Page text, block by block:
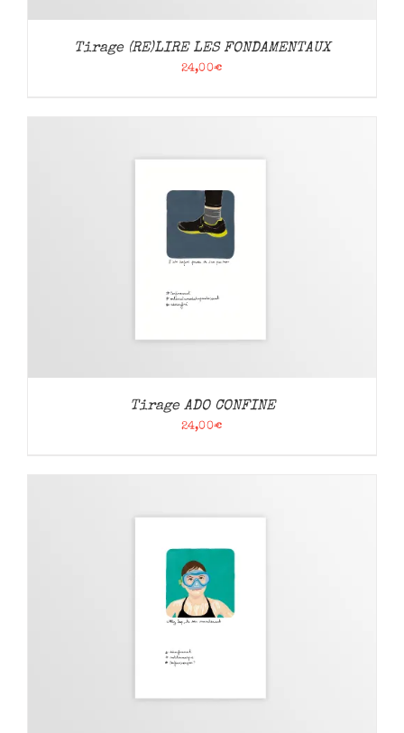
Tirage (RE)LIRE LES FONDAMENTAUX
24,00€
Tirage ADO CONFINE
24,00€